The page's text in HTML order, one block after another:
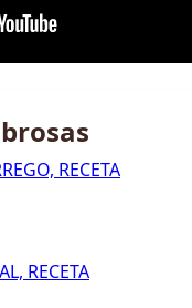
RECETA
RECETA